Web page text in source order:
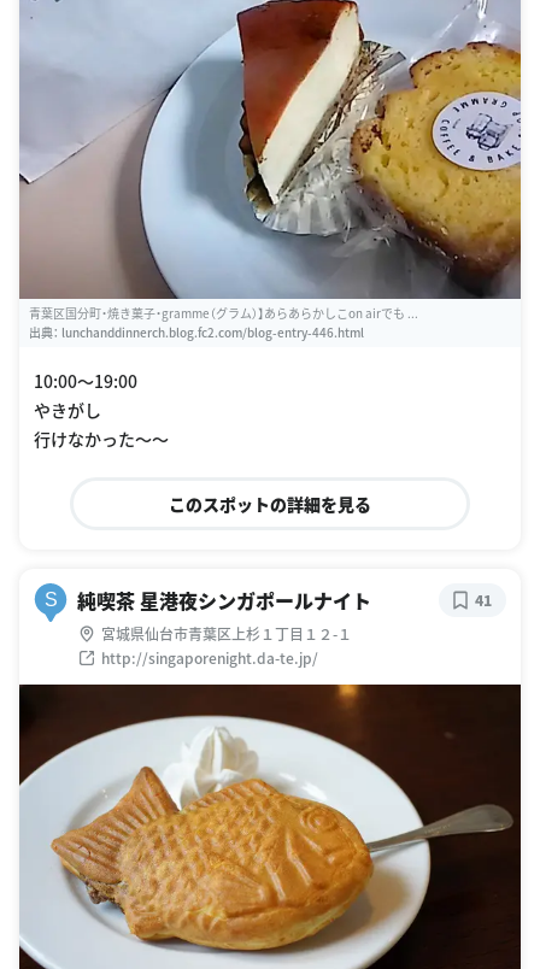
青葉区国分町・焼き菓子・gramme（グラム）】あらあらかしこon airでも ...
出典： lunchanddinnerch.blog.fc2.com/blog-entry-446.html
10:00〜19:00
やきがし
行けなかった〜〜
このスポットの詳細を見る
S 純喫茶 星港夜シンガポールナイト
宮城県仙台市青葉区上杉１丁目１２-１
http://singaporenight.da-te.jp/
41